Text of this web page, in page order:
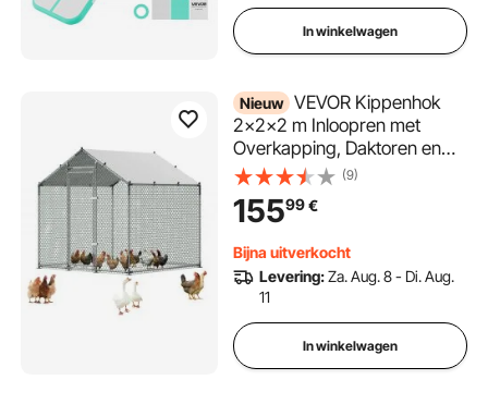
In winkelwagen
Nieuw VEVOR Kippenhok
2x2x2 m Inloopren met
Overkapping, Daktoren en
Veiligheidsslot Eenden- en
Konijnenhok Pluimveeverblijf
voor Achtertuin, Boerderij, Erf
(9)
15599€
Bijna uitverkocht
Levering:Za. Aug. 8 - Di. Aug.
11
In winkelwagen